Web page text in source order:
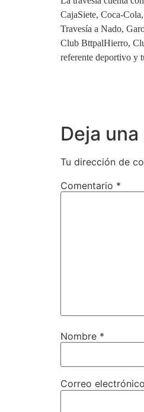
CajaSiete, Coca-
Travesía a Nado,
Club BttpalHierro,
referente deportivo y
Deja
Tu dirección de
Comentario *
Nombre *
Correo electrónico